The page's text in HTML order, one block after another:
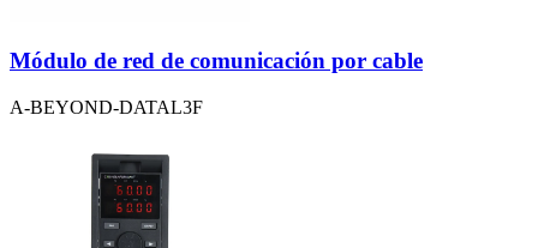
Módulo de red de comunicación por cable
A-BEYOND-DATAL3F